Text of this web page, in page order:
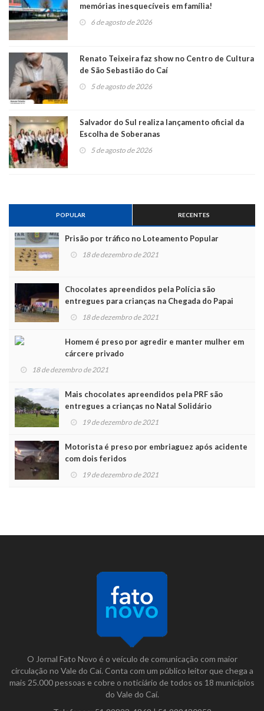
memórias inesquecíveis em família!
6 de agosto de 2026
Renato Teixeira faz show no Centro de Cultura
de São Sebastião do Caí
5 de agosto de 2026
Salvador do Sul realiza lançamento oficial da
Escolha de Soberanas
5 de agosto de 2026
POPULAR RECENTES
Prisão por tráfico no Loteamento Popular
18 de dezembro de 2021
Chocolates apreendidos pela Polícia são
entregues para crianças na Chegada do Papai
Noel 18 de dezembro de 2021
Homem é preso por agredir e manter mulher em
cárcere privado
18 de dezembro de 2021
Mais chocolates apreendidos pela PRF são
entregues a crianças no Natal Solidário
19 de dezembro de 2021
Motorista é preso por embriaguez após acidente
com dois feridos
19 de dezembro de 2021
O Jornal Fato Novo é o veículo de comunicação com maior
circulação no Vale do Caí. Conta com um público leitor que chega a
mais 25.000 pessoas e cobre o noticiário de todos os 18 municípios
do Vale do Caí.